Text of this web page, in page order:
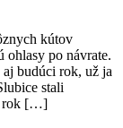
kútov
ohlasy po návrate.
budúci rok, už ja
stali
rok […]